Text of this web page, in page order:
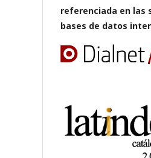
referenciada en las
bases de datos